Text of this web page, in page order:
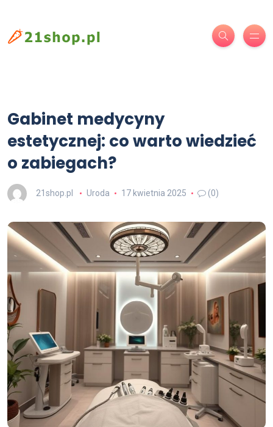
Gabinet medycyny
estetycznej: co warto wiedzieć
o zabiegach?
21shop.pl Uroda 17 kwietnia 2025 (0)